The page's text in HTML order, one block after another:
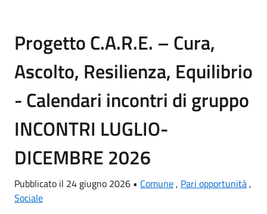
Progetto C.A.R.E. – Cura,
Ascolto, Resilienza, Equilibrio
- Calendari incontri di gruppo
INCONTRI LUGLIO-
DICEMBRE 2026
Pubblicato il 24 giugno 2026 • Comune, Pari opportunità,
Sociale